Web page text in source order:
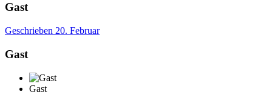
Gast
Geschrieben 20. Februar
Gast
Gast